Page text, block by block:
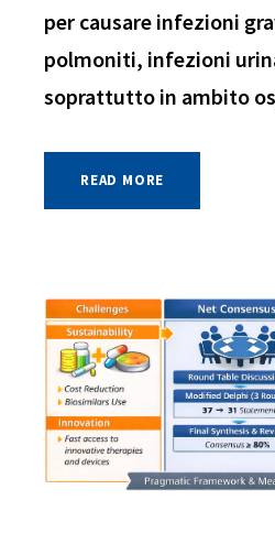
per causare infezioni
polmoniti, infezioni
soprattutto in ambito
READ MORE